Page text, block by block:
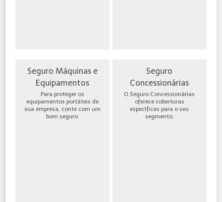
Seguro Máquinas e
Equipamentos
Para proteger os
equipamentos portáteis de
sua empresa, conte com um
bom seguro.
Seguro
Concessionárias
O Seguro Concessionárias
oferece coberturas
específicas para o seu
segmento.